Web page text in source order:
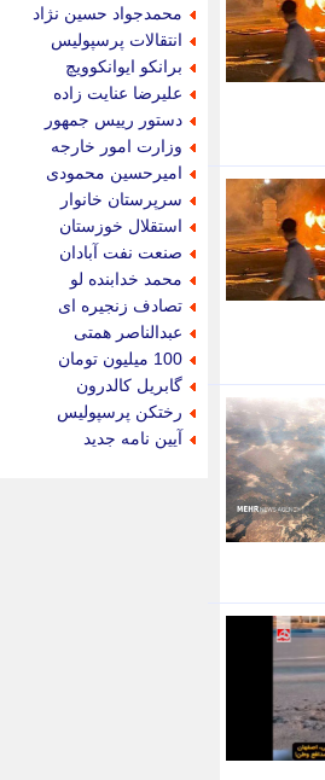
محمدجواد حسین نژاد
انتقالات پرسپولیس
برانکو ایوانکوویچ
علیرضا عنایت زاده
دستور رییس جمهور
وزارت امور خارجه
امیرحسین محمودی
سرپرستان خانوار
استقلال خوزستان
صنعت نفت آبادان
محمد خدابنده لو
تصادف زنجیره ای
عبدالناصر همتی
100 میلیون تومان
گابریل کالدرون
رختکن پرسپولیس
آیین نامه جدید